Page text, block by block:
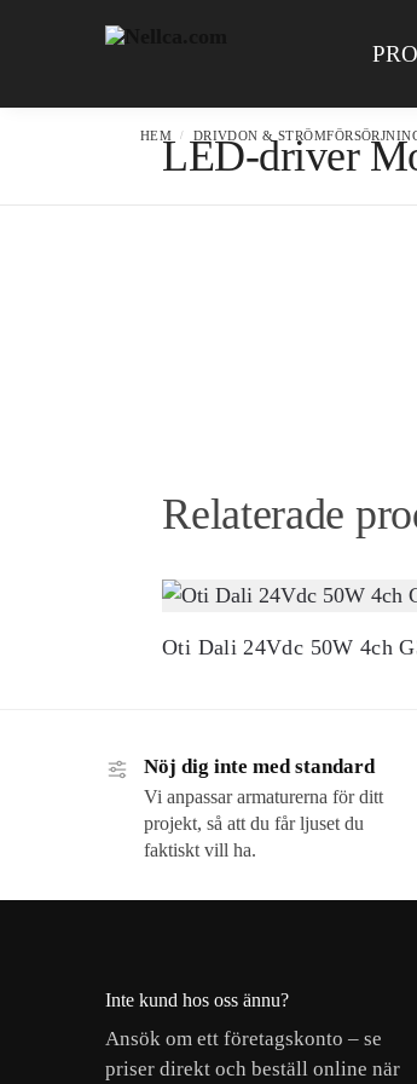
Search
HEM / DRIVDON &
LED-driver
Relaterade
Oti Dali 24Vdc 50W 4ch
Nöj dig inte med standard
Vi anpassar armaturerna för ditt
projekt, så att du får ljuset du
faktiskt vill ha.
Inte kund hos oss ännu?
Ansök om ett företagskonto – se
priser direkt och beställ online när